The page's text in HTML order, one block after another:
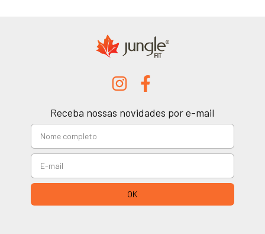
Receba nossas novidades por e-mail